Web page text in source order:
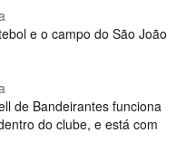
e o campo do São João
de Bandeirantes funciona
do clube, e está com